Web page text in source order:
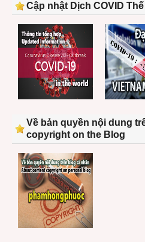
Cập nhật Dịch COVID
Về bản quyền nội dung
copyright on the Blog